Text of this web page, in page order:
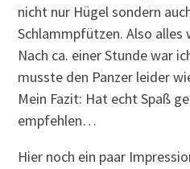
nicht nur Hügel sondern
Schlammpfützen. Also alles
Nach ca. einer Stunde war
musste den Panzer leider
Mein Fazit: Hat echt Spaß
empfehlen…
Hier noch ein paar